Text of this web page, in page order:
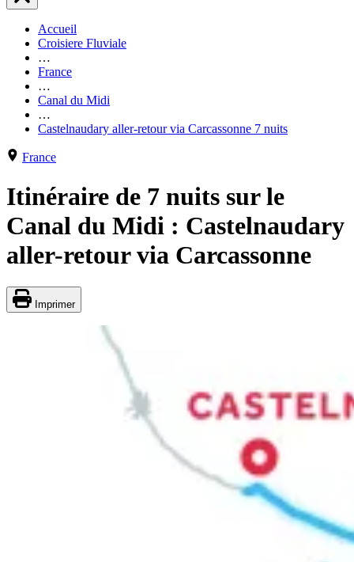
Accueil
Croisiere Fluviale
…
France
…
Canal du Midi
…
Castelnaudary aller-retour via Carcassonne 7 nuits
France
Itinéraire de 7 nuits sur le
Canal du Midi : Castelnaudary
aller-retour via Carcassonne
Imprimer